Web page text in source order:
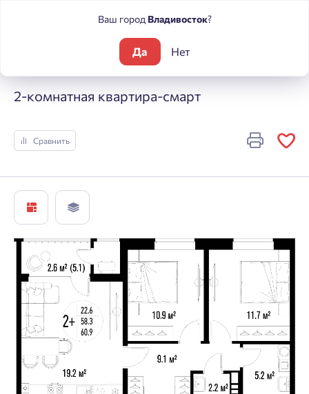
Центральный
2-комнатная квартира-смарт
Сравнить
Ваш город Владивосток?
Да Нет